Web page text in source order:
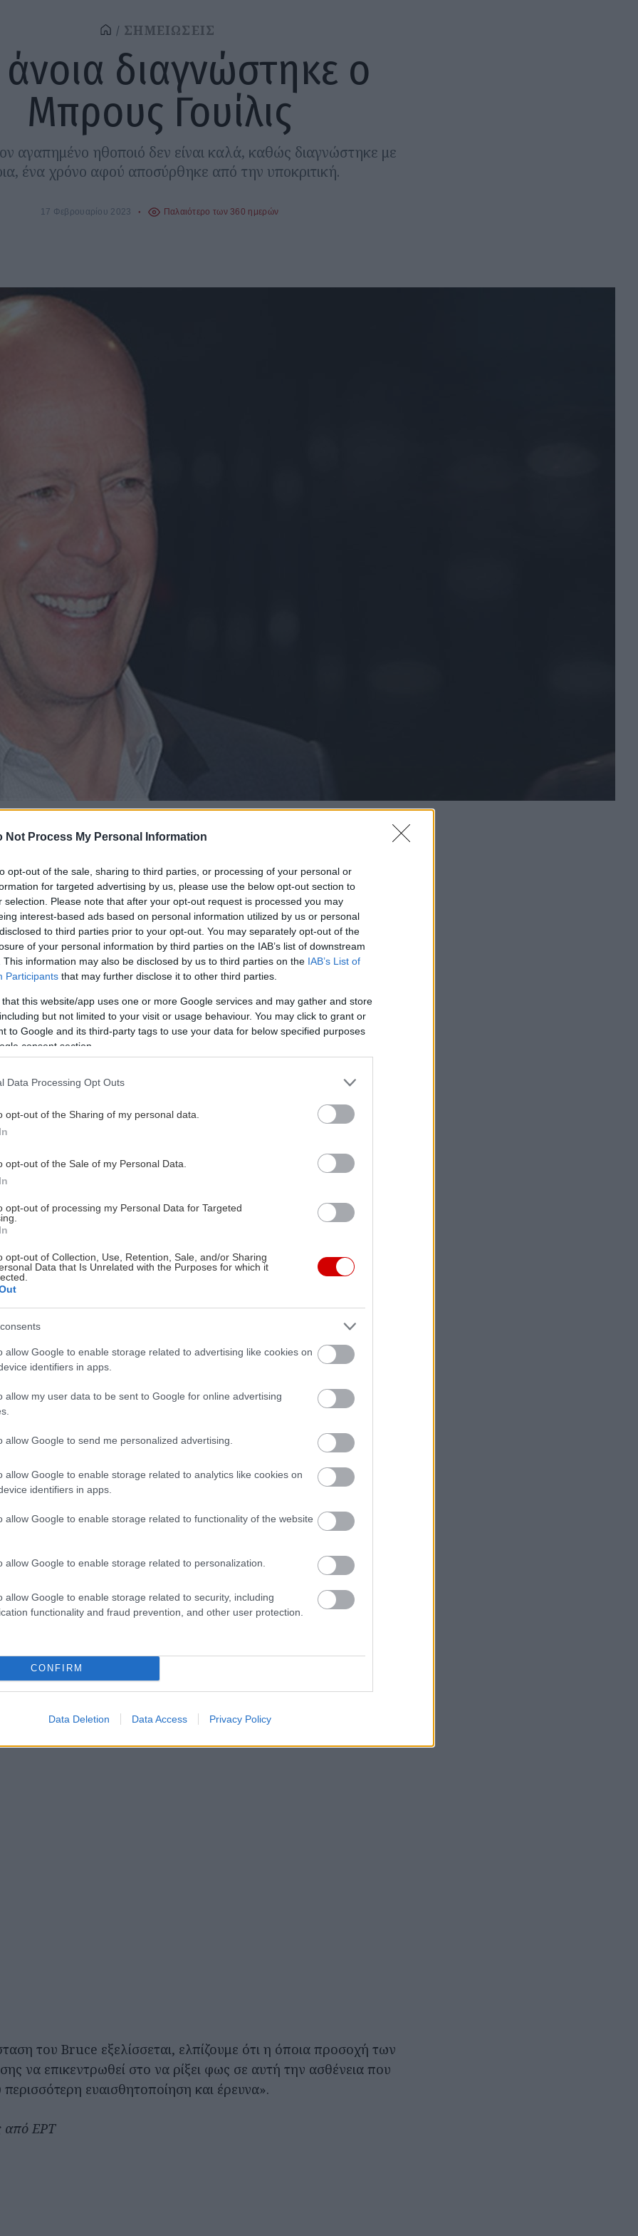
Not Process My Personal Information
opt-out of the sale, sharing to third parties, or processing of your personal or
for targeted advertising by us, please use the below opt-out section to
selection. Please note that after your opt-out request is processed you may
interest-based ads based on personal information utilized by us or personal
to third parties prior to your opt-out. You may separately opt-out of the
of your personal information by third parties on the IAB’s list of downstream
This information may also be disclosed by us to third parties on the IAB’s List of
Participants that may further disclose it to other third parties.
that this website/app uses one or more Google services and may gather and store
but not limited to your visit or usage behaviour. You may click to grant or
to Google and its third-party tags to use your data for below specified purposes
consent section.
Data Processing Opt Outs
opt-out of the Sharing of my personal data.
opt-out of the Sale of my Personal Data.
opt-out of processing my Personal Data for Targeted
opt-out of Collection, Use, Retention, Sale, and/or Sharing
Data that Is Unrelated with the Purposes for which it
allow Google to enable storage related to advertising like cookies on
identifiers in apps.
allow my user data to be sent to Google for online advertising
allow Google to send me personalized advertising.
allow Google to enable storage related to analytics like cookies on
identifiers in apps.
allow Google to enable storage related to functionality of the website
allow Google to enable storage related to personalization.
allow Google to enable storage related to security, including
functionality and fraud prevention, and other user protection.
CONFIRM
Data Deletion Data Access Privacy Policy
ΣΗΜΕΙΩΣΕΙΣ
διαγνώστηκε ο
Μπρους Γουίλις
αγαπημένο ηθοποιό δεν είναι καλά, καθώς διαγνώστηκε με
ένα χρόνο αφού αποσύρθηκε από την υποκριτική.
17 Φεβρουαρίου 2023 Παλαιότερο των 360 ημερών
σκληρός για να πεθάνει» Μπρους Γουίλις διαγνώστηκε με
δήλωσε η οικογένειά του την Πέμπτη, λιγότερο από ένα χρόνο
αποσύρθηκε από την ενεργό δράση λόγω προσωπαγνωσίας.
τη διάγνωση της αφασίας του Μπρους την άνοιξη του
του έχει προχωρήσει και τώρα έχουμε μια πιο συγκεκριμένη
με την επικοινωνία είναι μόνο ένα σύμπτωμα της
ο Μπρους. Αν και αυτό είναι επώδυνο, είναι
επιτέλους έχουμε μια σαφή διάγνωση. Σήμερα δεν υπάρχουν
νόσο, μια πραγματικότητα που ελπίζουμε ότι μπορεί να αλλάξει τα
του Bruce εξελίσσεται, ελπίζουμε ότι η όποια προσοχή των
να επικεντρωθεί στο να ρίξει φως σε αυτή την ασθένεια που
περισσότερη ευαισθητοποίηση και έρευνα».
από ΕΡΤ